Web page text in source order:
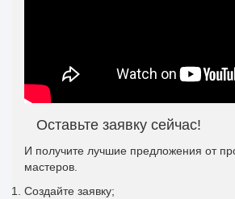
Оставьте заявку сейчас!
И получите лучшие предложения от
мастеров.
Создайте заявку;